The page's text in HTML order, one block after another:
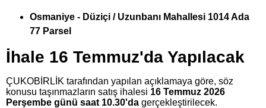
Osmaniye - Düziçi / Uzunbanı Mahallesi 1014 Ada
77 Parsel
İhale 16 Temmuz'da Yapılacak
ÇUKOBİRLİK tarafından yapılan açıklamaya göre, söz
konusu taşınmazların satış ihalesi 16 Temmuz 2026
Perşembe günü saat 10.30'da gerçekleştirilecek.